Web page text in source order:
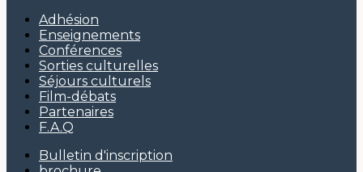
Adhésion
Enseignements
Conférences
Sorties culturelles
Séjours culturels
Film-débats
Partenaires
F.A.Q
Bulletin d'inscription